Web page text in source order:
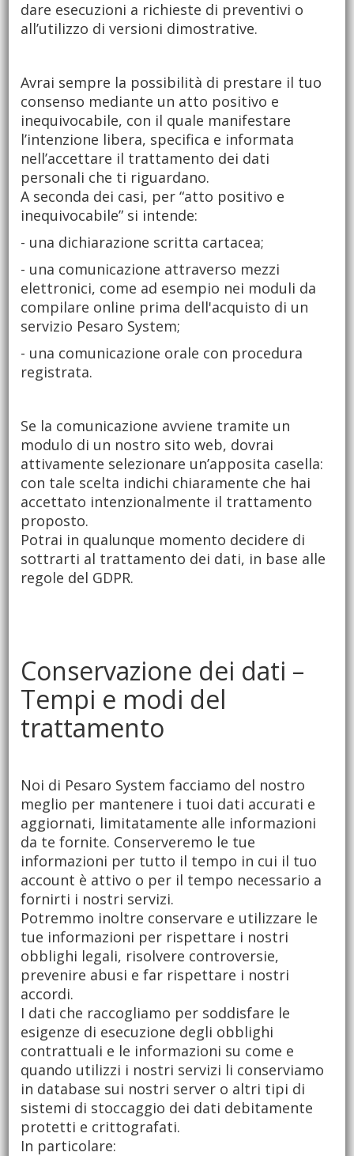
dare esecuzioni a richieste di preventivi o
all’utilizzo di versioni dimostrative.
Avrai sempre la possibilità di prestare il tuo
consenso mediante un atto positivo e
inequivocabile, con il quale manifestare
l’intenzione libera, specifica e informata
nell’accettare il trattamento dei dati
personali che ti riguardano.
A seconda dei casi, per “atto positivo e
inequivocabile” si intende:
- una dichiarazione scritta cartacea;
- una comunicazione attraverso mezzi
elettronici, come ad esempio nei moduli da
compilare online prima dell'acquisto di un
servizio Pesaro System;
- una comunicazione orale con procedura
registrata.
Se la comunicazione avviene tramite un
modulo di un nostro sito web, dovrai
attivamente selezionare un’apposita casella:
con tale scelta indichi chiaramente che hai
accettato intenzionalmente il trattamento
proposto.
Potrai in qualunque momento decidere di
sottrarti al trattamento dei dati, in base alle
regole del GDPR.
Conservazione dei dati –
Tempi e modi del
trattamento
Noi di Pesaro System facciamo del nostro
meglio per mantenere i tuoi dati accurati e
aggiornati, limitatamente alle informazioni
da te fornite. Conserveremo le tue
informazioni per tutto il tempo in cui il tuo
account è attivo o per il tempo necessario a
fornirti i nostri servizi.
Potremmo inoltre conservare e utilizzare le
tue informazioni per rispettare i nostri
obblighi legali, risolvere controversie,
prevenire abusi e far rispettare i nostri
accordi.
I dati che raccogliamo per soddisfare le
esigenze di esecuzione degli obblighi
contrattuali e le informazioni su come e
quando utilizzi i nostri servizi li conserviamo
in database sui nostri server o altri tipi di
sistemi di stoccaggio dei dati debitamente
protetti e crittografati.
In particolare: